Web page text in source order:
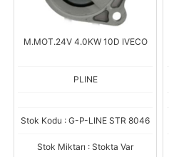
M.MOT.24V 4.0KW 10D IVECO
PLINE
Stok Kodu : G-P-LINE STR 8046
Stok Miktarı : Stokta Var